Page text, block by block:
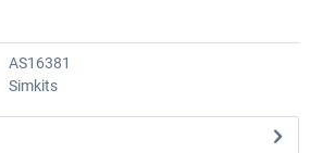
AS16381
Simkits